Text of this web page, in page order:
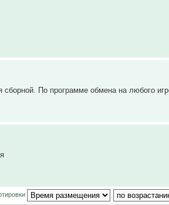
сборной. По программе обмена на любого